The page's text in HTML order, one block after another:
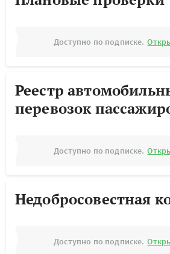
Доступно по подписке.
Реестр
перевозок
Доступно по подписке.
Недобросовестная
Доступно по подписке.